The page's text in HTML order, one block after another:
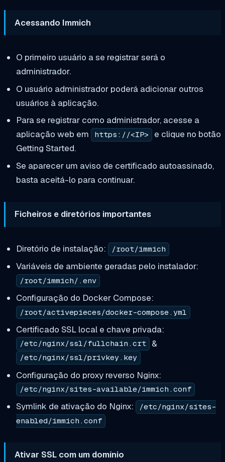
Acessando Immich
O primeiro usuário a se registrar será o
administrador.
O usuário administrador poderá adicionar outros
usuários à aplicação.
Para se registrar como administrador, acesse a
aplicação web em
https://<IP>
e clique no botão
Getting Started.
Se aparecer um aviso de certificado autoassinado,
basta aceitá-lo para continuar.
Ficheiros e diretórios importantes
Diretório de instalação: /root/immich
Variáveis de ambiente geradas pelo instalador:
/root/immich/.env
Configuração do Docker Compose:
/root/activepieces/docker-compose.yml
Certificado SSL local e chave privada:
/etc/nginx/ssl/fullchain.crt &
/etc/nginx/ssl/privkey.key
Configuração do proxy reverso Nginx:
/etc/nginx/sites-available/immich.conf
Symlink de ativação do Nginx:
/etc/nginx/sites-
enabled/immich.conf
Ativar SSL com um domínio